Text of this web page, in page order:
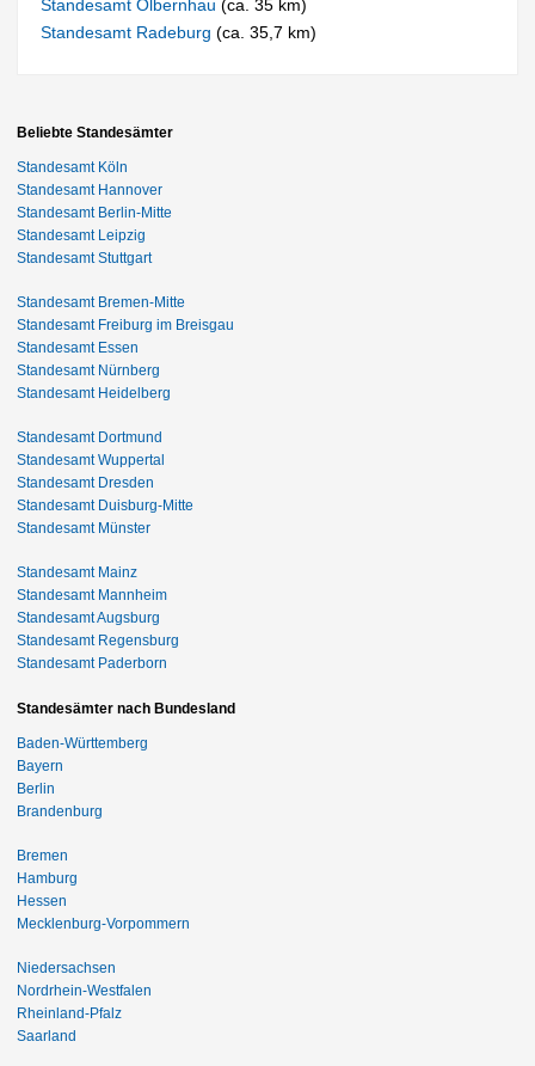
Standesamt Olbernhau(ca. 35 km)
Standesamt Radeburg(ca. 35,7 km)
Beliebte Standesämter
Standesamt Köln
Standesamt Hannover
Standesamt Berlin-Mitte
Standesamt Leipzig
Standesamt Stuttgart
Standesamt Bremen-Mitte
Standesamt Freiburg im Breisgau
Standesamt Essen
Standesamt Nürnberg
Standesamt Heidelberg
Standesamt Dortmund
Standesamt Wuppertal
Standesamt Dresden
Standesamt Duisburg-Mitte
Standesamt Münster
Standesamt Mainz
Standesamt Mannheim
Standesamt Augsburg
Standesamt Regensburg
Standesamt Paderborn
Standesämter nach Bundesland
Baden-Württemberg
Bayern
Berlin
Brandenburg
Bremen
Hamburg
Hessen
Mecklenburg-Vorpommern
Niedersachsen
Nordrhein-Westfalen
Rheinland-Pfalz
Saarland